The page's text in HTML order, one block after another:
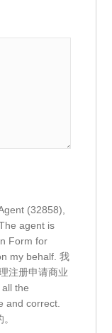
(32858),
agent is
Form for
my behalf. 我
注册申请商业
the
and correct.